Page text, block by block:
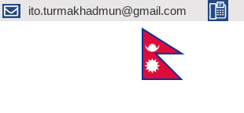
ito.turmakhadmun@gmail.com